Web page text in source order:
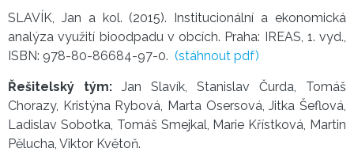
​SLAVÍK, Jan a kol. (2015). Institucionální a ekonomická
analýza využití bioodpadu v obcích. Praha: IREAS, 1. vyd.,
ISBN: 978-80-86684-97-0. (stáhnout pdf)
Řešitelský tým: Jan Slavík, Stanislav Čurda, Tomáš
Chorazy, Kristýna Rybová, Marta Osersová, Jitka Šeflová,
Ladislav Sobotka, Tomáš Smejkal, Marie Křístková, Martin
Pělucha, Viktor Květoň.